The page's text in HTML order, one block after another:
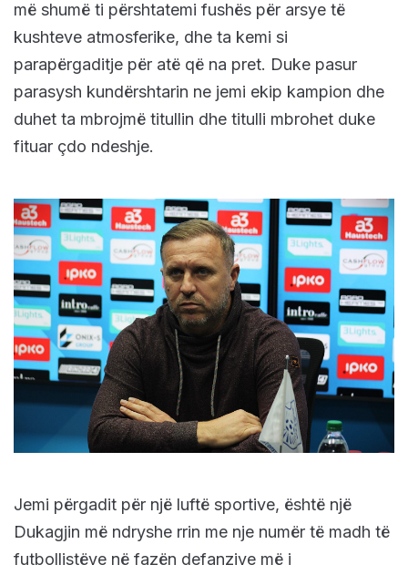
më shumë ti përshtatemi fushës për arsye të
kushteve atmosferike, dhe ta kemi si
parapërgaditje për atë që na pret. Duke pasur
parasysh kundërshtarin ne jemi ekip kampion dhe
duhet ta mbrojmë titullin dhe titulli mbrohet duke
fituar çdo ndeshje.
Jemi përgadit për një luftë sportive, është një
Dukagjin më ndryshe rrin me nje numër të madh të
futbollistëve në fazën defanzive më i